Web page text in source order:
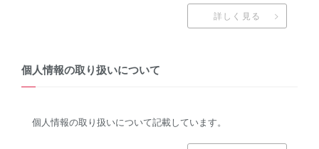
詳しく見る
個人情報の取り扱いについて
個人情報の取り扱いについて記載しています。